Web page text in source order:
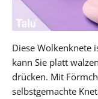
Diese Wolkenknete
kann Sie platt
drücken. Mit
selbstgemachte